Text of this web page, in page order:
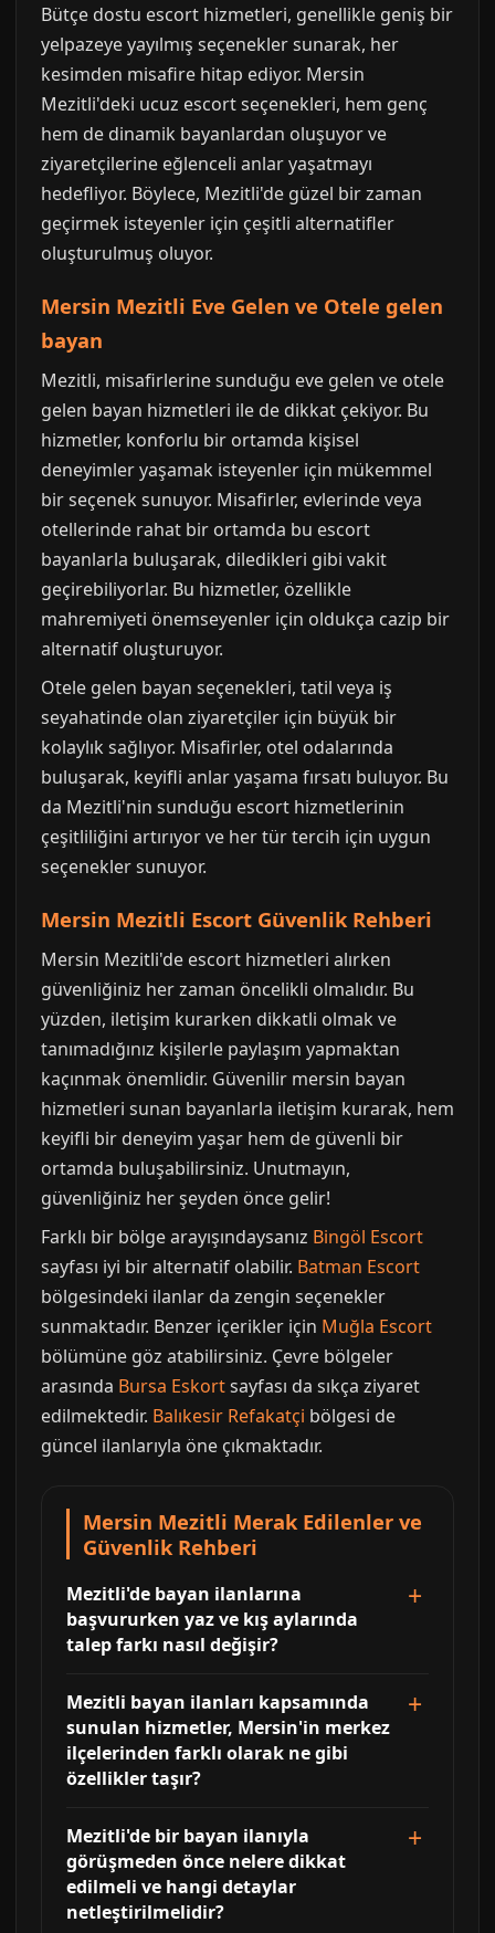
Bütçe dostu escort hizmetleri, genellikle geniş bir
yelpazeye yayılmış seçenekler sunarak, her
kesimden misafire hitap ediyor. Mersin
Mezitli'deki ucuz escort seçenekleri, hem genç
hem de dinamik bayanlardan oluşuyor ve
ziyaretçilerine eğlenceli anlar yaşatmayı
hedefliyor. Böylece, Mezitli'de güzel bir zaman
geçirmek isteyenler için çeşitli alternatifler
oluşturulmuş oluyor.
Mersin Mezitli Eve Gelen ve Otele gelen
bayan
Mezitli, misafirlerine sunduğu eve gelen ve otele
gelen bayan hizmetleri ile de dikkat çekiyor. Bu
hizmetler, konforlu bir ortamda kişisel
deneyimler yaşamak isteyenler için mükemmel
bir seçenek sunuyor. Misafirler, evlerinde veya
otellerinde rahat bir ortamda bu escort
bayanlarla buluşarak, diledikleri gibi vakit
geçirebiliyorlar. Bu hizmetler, özellikle
mahremiyeti önemseyenler için oldukça cazip bir
alternatif oluşturuyor.
Otele gelen bayan seçenekleri, tatil veya iş
seyahatinde olan ziyaretçiler için büyük bir
kolaylık sağlıyor. Misafirler, otel odalarında
buluşarak, keyifli anlar yaşama fırsatı buluyor. Bu
da Mezitli'nin sunduğu escort hizmetlerinin
çeşitliliğini artırıyor ve her tür tercih için uygun
seçenekler sunuyor.
Mersin Mezitli Escort Güvenlik Rehberi
Mersin Mezitli'de escort hizmetleri alırken
güvenliğiniz her zaman öncelikli olmalıdır. Bu
yüzden, iletişim kurarken dikkatli olmak ve
tanımadığınız kişilerle paylaşım yapmaktan
kaçınmak önemlidir. Güvenilir mersin bayan
hizmetleri sunan bayanlarla iletişim kurarak, hem
keyifli bir deneyim yaşar hem de güvenli bir
ortamda buluşabilirsiniz. Unutmayın,
güvenliğiniz her şeyden önce gelir!
Farklı bir bölge arayışındaysanız Bingöl Escort
sayfası iyi bir alternatif olabilir. Batman Escort
bölgesindeki ilanlar da zengin seçenekler
sunmaktadır. Benzer içerikler için Muğla Escort
bölümüne göz atabilirsiniz. Çevre bölgeler
arasında Bursa Eskortsayfası da sıkça ziyaret
edilmektedir. Balıkesir Refakatçi bölgesi de
güncel ilanlarıyla öne çıkmaktadır.
Mersin Mezitli Merak Edilenler ve
Güvenlik Rehberi
Mezitli'de bayan ilanlarına
başvururken yaz ve kış aylarında
talep farkı nasıl değişir?
Mezitli bayan ilanları kapsamında
sunulan hizmetler, Mersin'in merkez
ilçelerinden farklı olarak ne gibi
özellikler taşır?
Mezitli'de bir bayan ilanıyla
görüşmeden önce nelere dikkat
edilmeli ve hangi detaylar
netleştirilmelidir?